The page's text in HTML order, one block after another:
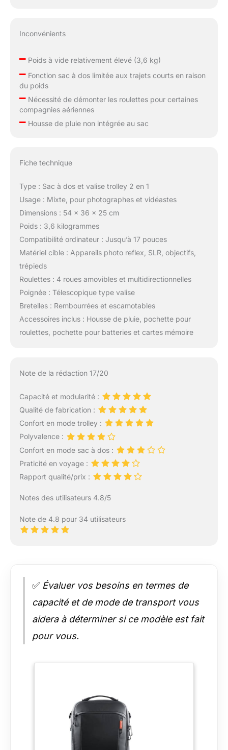
Inconvénients
–Poids à vide relativement élevé (3,6 kg)
–Fonction sac à dos limitée aux trajets courts en raison
du poids
–Nécessité de démonter les roulettes pour certaines
compagnies aériennes
–Housse de pluie non intégrée au sac
Fiche technique
Type : Sac à dos et valise trolley 2 en 1
Usage : Mixte, pour photographes et vidéastes
Dimensions : 54 x 36 x 25 cm
Poids : 3,6 kilogrammes
Compatibilité ordinateur : Jusqu’à 17 pouces
Matériel cible : Appareils photo reflex, SLR, objectifs,
trépieds
Roulettes : 4 roues amovibles et multidirectionnelles
Poignée : Télescopique type valise
Bretelles : Rembourrées et escamotables
Accessoires inclus : Housse de pluie, pochette pour
roulettes, pochette pour batteries et cartes mémoire
Note de la rédaction 17/20
Capacité et modularité :
Qualité de fabrication :
Confort en mode trolley :
Polyvalence :
Confort en mode sac à dos :
Praticité en voyage :
Rapport qualité/prix :
Notes des utilisateurs 4.8/5
Note de 4.8 pour 34 utilisateurs
✅ Évaluer vos besoins en termes de
capacité et de mode de transport vous
aidera à déterminer si ce modèle est fait
pour vous.